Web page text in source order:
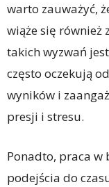
warto zauważyć,
wiąże się również
takich wyzwań
często oczekują
wyników i
presji i stresu.
Ponadto, praca w
podejścia do